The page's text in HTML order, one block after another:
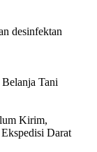
desinfektan
Tani
Kirim,
Darat